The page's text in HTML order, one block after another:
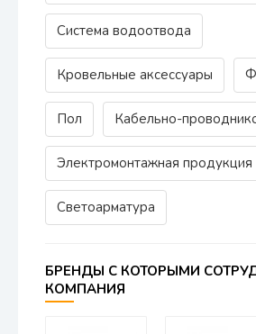
Система водоотвода
Кровельные аксессуары
Пол Кабельно-
Электромонтажная продукция
Светоарматура
БРЕНДЫ С КОТОРЫМИ
КОМПАНИЯ